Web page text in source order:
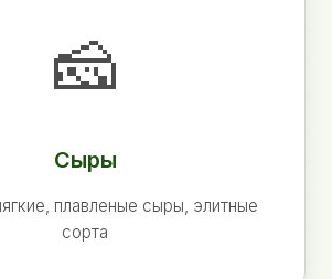
🧀
Сыры
плавленые сыры, элитные
сорта